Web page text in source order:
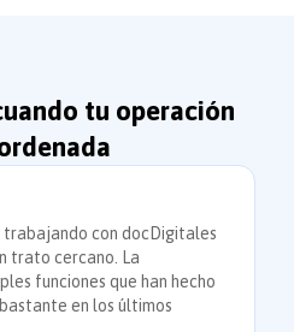
tu operación
con docDigitales
trato cercano. La
funciones que han hecho
en los últimos